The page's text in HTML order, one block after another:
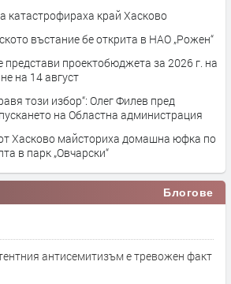
катастрофираха край Хасково
въстание бе открита в НАО „Рожен“
проектобюджета за 2026 г. на
на 14 август
този избор“: Олег Филев пред
на Областна администрация
Хасково майсториха домашна юфка по
в парк „Овчарски“
Блогове
антисемитизъм е тревожен факт